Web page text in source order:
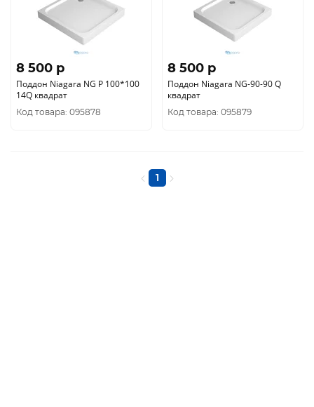
8 500 p
Поддон Niagara NG P 100*100
14Q квадрат
Код товара: 095878
8 500 p
Поддон Niagara NG-90-90 Q
квадрат
Код товара: 095879
1